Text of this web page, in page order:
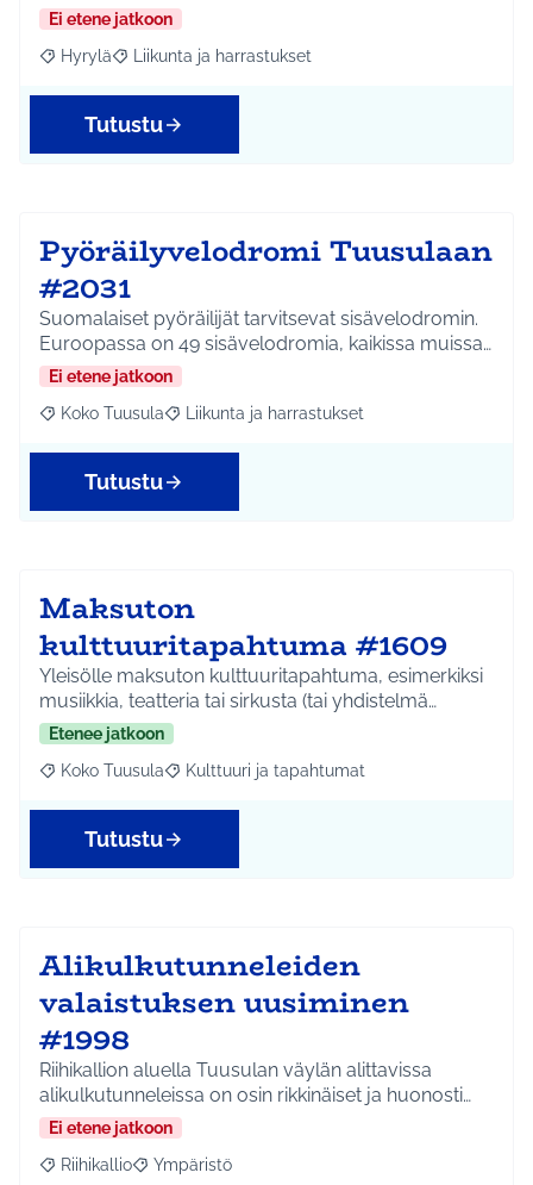
Ei etene jatkoon
Rajaa tulokset aihepiirin mukaan: Hyrylä
Hyrylä Rajaa tulokset teeman mukaan: Liikunta ja
Liikunta ja harrastukset
Tutustu
Pyöräilyvelodromi Tuusulaan
#2031
Suomalaiset pyöräilijät tarvitsevat sisävelodromin.
Euroopassa on 49 sisävelodromia, kaikissa muissa…
Ei etene jatkoon
Rajaa tulokset aihepiirin mukaan: Koko Tuusula
Koko Tuusula Rajaa tulokset teeman mukaan: Liikunta ja
Liikunta ja harrastukset
Tutustu
Maksuton
kulttuuritapahtuma #1609
Yleisölle maksuton kulttuuritapahtuma, esimerkiksi
musiikkia, teatteria tai sirkusta (tai yhdistelmä…
Etenee jatkoon
Rajaa tulokset aihepiirin mukaan: Koko Tuusula
Koko Tuusula Rajaa tulokset teeman mukaan: Kulttuuri ja
Kulttuuri ja tapahtumat
Tutustu
Alikulkutunneleiden
valaistuksen uusiminen
#1998
Riihikallion aluella Tuusulan väylän alittavissa
alikulkutunneleissa on osin rikkinäiset ja huonosti…
Ei etene jatkoon
Rajaa tulokset aihepiirin mukaan: Riihikallio
Riihikallio Rajaa tulokset teeman mukaan: Ympäristö
Ympäristö